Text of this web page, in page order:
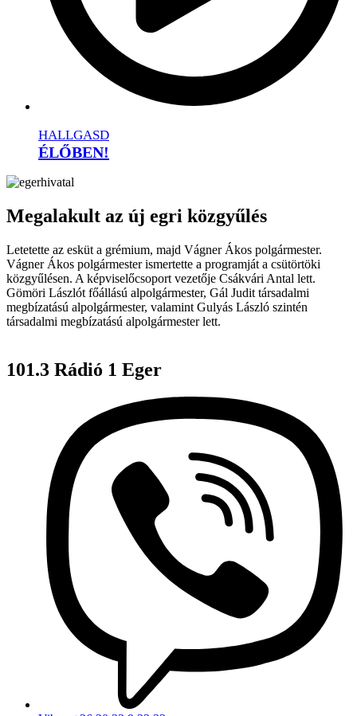
HALLGASD
ÉLŐBEN!
Megalakult az új egri közgyűlés
Letetette az esküt a grémium, majd Vágner Ákos polgármester.
Vágner Ákos polgármester ismertette a programját a csütörtöki
közgyűlésen. A képviselőcsoport vezetője Csákvári Antal lett.
Gömöri Lászlót főállású alpolgármester, Gál Judit társadalmi
megbízatású alpolgármester, valamint Gulyás László szintén
társadalmi megbízatású alpolgármester lett.
101.3 Rádió 1 Eger